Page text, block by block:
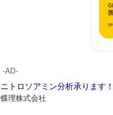
‐AD‐
ニトロソアミン分析承ります
蝶理株式会社